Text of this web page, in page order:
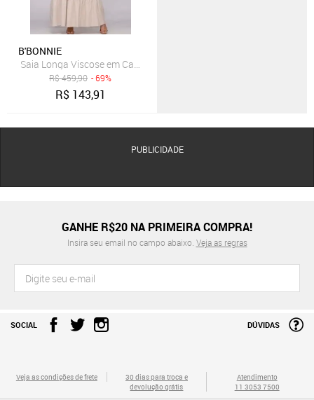
B'BONNIE
Saia Longa Viscose em Camadas B’Bonnie Luiza Bege
R$459,90 - 69%
R$ 143,91
PUBLICIDADE
GANHE R$20 NA PRIMEIRA COMPRA!
Insira seu email no campo abaixo. Veja as regras
SOCIAL DÚVIDAS
Veja as condições de frete
30 dias para troca e
devolução grátis
Atendimento
11 3053 7500